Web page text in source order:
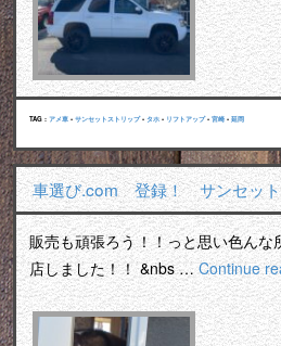
TAG : アメ車 • サンセットストリップ• タホ • リフトアップ• 宮崎 • 延岡
車選び.com 登録！ サンセッ
販売も頑張ろう！！っと思い色ん
店しました！！ &nbs …Continue